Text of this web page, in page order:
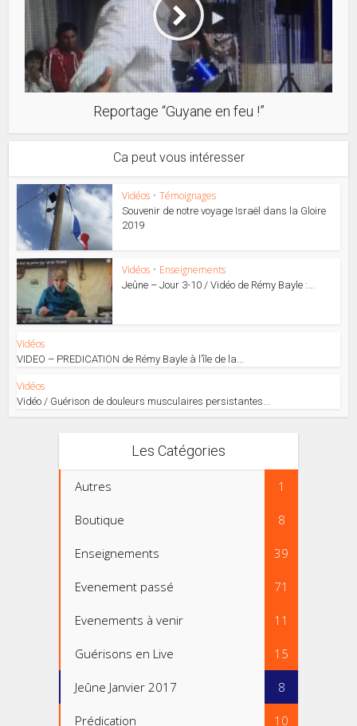
Reportage “Guyane en feu !”
Ca peut vous intéresser
Vidéos • Témoignages
Souvenir de notre voyage Israël dans la Gloire
2019
Vidéos • Enseignements
Jeûne – Jour 3-10 / Vidéo de Rémy Bayle :...
Vidéos
VIDEO – PREDICATION de Rémy Bayle à l’île de la...
Vidéos
Vidéo / Guérison de douleurs musculaires persistantes...
Les Catégories
Autres 1
Boutique 8
Enseignements 39
Evenement passé 71
Evenements à venir 11
Guérisons en Live 15
Jeûne Janvier 2017 8
Prédication 10